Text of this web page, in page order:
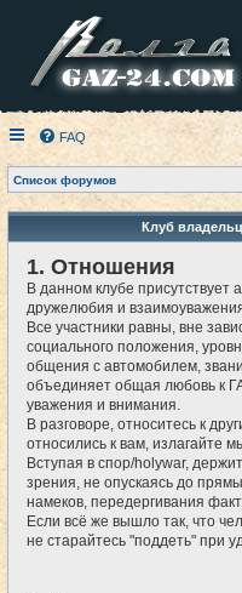
FAQ
Список форумов
Клуб
1. Отношения
В данном клубе присутствует
дружелюбия и
Все участники равны, вне
социального положения,
общения с автомобилем,
объединяет общая любовь к
уважения и внимания.
В разговоре, относитесь к
относились к вам, излагайте
Вступая в спор/holywar,
зрения, не опускаясь до
намеков, передергивания
Если всё же вышло так, что
не старайтесь "поддеть" при